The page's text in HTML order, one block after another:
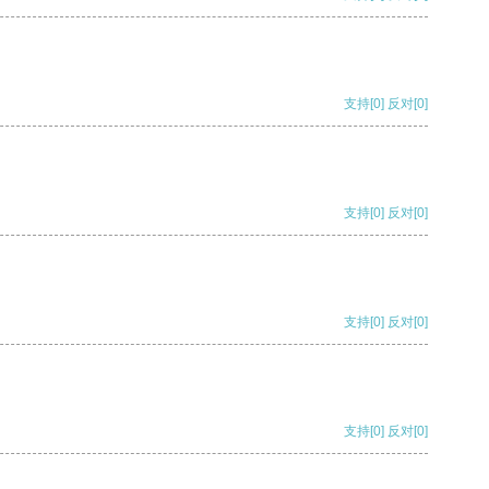
支持[0] 反对[0]
支持[0] 反对[0]
支持[0] 反对[0]
支持[0] 反对[0]